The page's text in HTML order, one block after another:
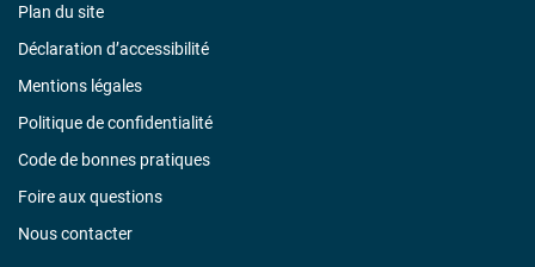
Plan du site
Déclaration d’accessibilité
Mentions légales
Politique de confidentialité
Code de bonnes pratiques
Foire aux questions
Nous contacter